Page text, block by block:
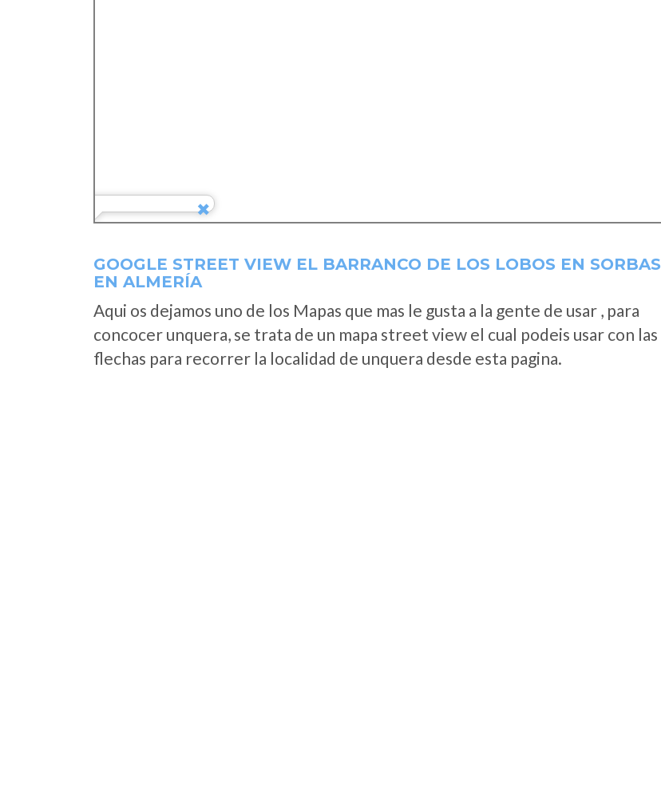
GOOGLE STREET VIEW EL BARRANCO DE LOS LOBOS EN SORBAS
EN ALMERÍA
Aqui os dejamos uno de los Mapas que mas le gusta a la gente de usar , para
concocer unquera, se trata de un mapa street view el cual podeis usar con las
flechas para recorrer la localidad de unquera desde esta pagina.